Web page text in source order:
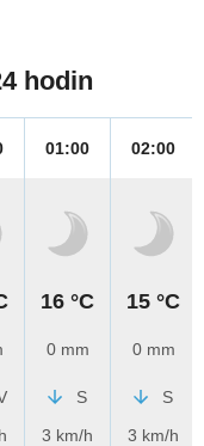
hodin
01:00
16 °C
0 mm
S
3 km/h
02:00
15 °C
0 mm
S
3 km/h